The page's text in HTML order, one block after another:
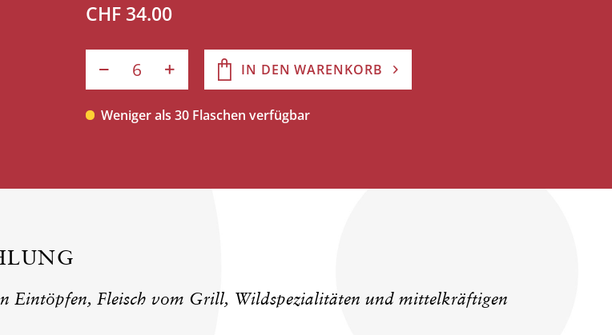
CHF 34.00
IN DEN WARENKORB
Weniger als 30 Flaschen verfügbar
Eintöpfen, Fleisch vom Grill, Wildspezialitäten und mittelkräftigen